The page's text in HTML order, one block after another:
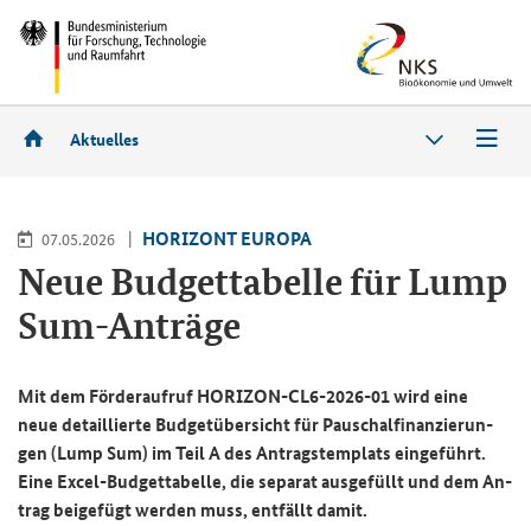
Aktuelles
07.05.2026 HO­RI­ZONT EU­RO­PA
Neue Bud­get­ta­bel­le fürLump
Sum-​Anträge
Mit dem För­der­auf­ruf HORIZON-​CL6-2026-01 wird eine
neue de­tail­lier­te Bud­get­über­sicht für Pau­schal­fi­nan­zie­run­
gen (Lump Sum) im Teil A des An­trags­tem­plats ein­ge­führt.
Eine Excel-​Budgettabelle, die se­pa­rat aus­ge­füllt und dem An­
trag bei­gefügt wer­den muss, ent­fällt damit.